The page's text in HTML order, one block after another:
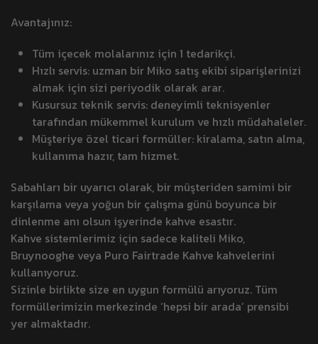
Avantajınız:
Tüm içecek molalarınız için 1 tedarikçi.
Hızlı servis: uzman bir Miko satış ekibi siparişlerinizi
almak için sizi periyodik olarak arar.
Kusursuz teknik servis: deneyimli teknisyenler
tarafından mükemmel kurulum ve hızlı müdahaleler.
Müşteriye özel ticari formüller: kiralama, satın alma,
kullanıma hazır, tam hizmet.
Sabahları bir uyarıcı olarak, bir müşteriden samimi bir
karşılama veya yoğun bir çalışma günü boyunca bir
dinlenme anı olsun işyerinde kahve esastır.
Kahve sistemlerimiz için sadece kaliteli Miko,
Bruynooghe veya Puro Fairtrade Kahve kahvelerini
kullanıyoruz.
Sizinle birlikte size en uygun formülü arıyoruz. Tüm
formüllerimizin merkezinde ‘hepsi bir arada’ prensibi
yer almaktadır.